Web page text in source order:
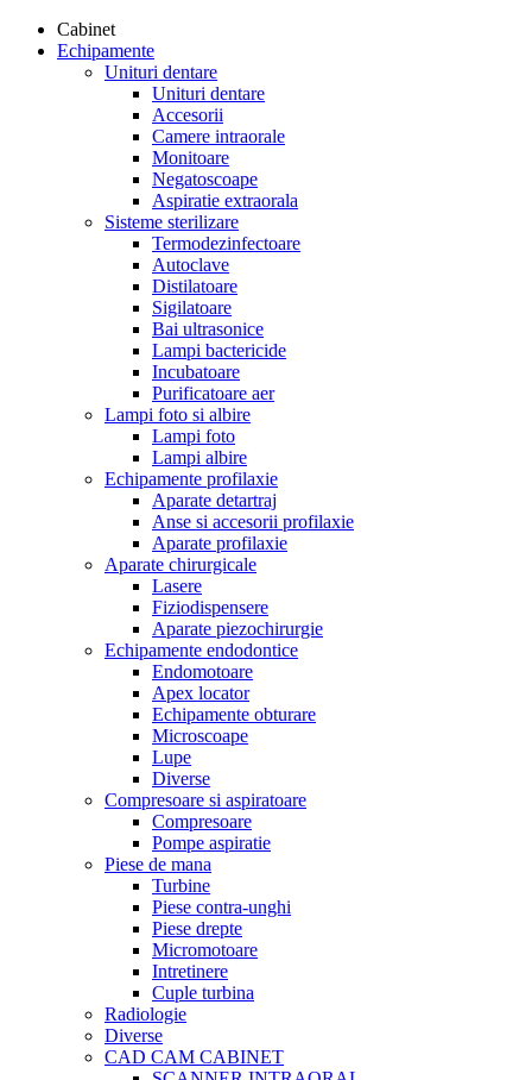
Cabinet
Echipamente
Unituri dentare
Unituri dentare
Accesorii
Camere intraorale
Monitoare
Negatoscoape
Aspiratie extraorala
Sisteme sterilizare
Termodezinfectoare
Autoclave
Distilatoare
Sigilatoare
Bai ultrasonice
Lampi bactericide
Incubatoare
Purificatoare aer
Lampi foto si albire
Lampi foto
Lampi albire
Echipamente profilaxie
Aparate detartraj
Anse si accesorii profilaxie
Aparate profilaxie
Aparate chirurgicale
Lasere
Fiziodispensere
Aparate piezochirurgie
Echipamente endodontice
Endomotoare
Apex locator
Echipamente obturare
Microscoape
Lupe
Diverse
Compresoare si aspiratoare
Compresoare
Pompe aspiratie
Piese de mana
Turbine
Piese contra-unghi
Piese drepte
Micromotoare
Intretinere
Cuple turbina
Radiologie
Diverse
CAD CAM CABINET